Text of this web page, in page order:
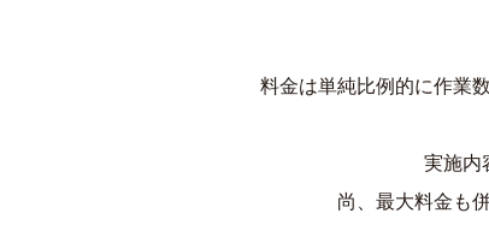
料金は単純比例的に作業
実施内
尚、最大料金も